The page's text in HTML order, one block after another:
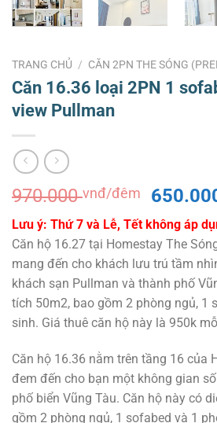
TRANG CHỦ / CĂN 2PN THE SÓNG
Căn 16.36 loại 2PN 1
view Pullman
970.000vnđ/đêm
Giá
gốc
là:
đêm.
Lưu ý: Thứ 7 và Lễ, Tết không áp
Căn hộ 16.27 tại Homestay The
mang đến cho khách lưu trú tầm
khách sạn Pullman và thành phố
tích 50m2, bao gồm 2 phòng ngủ, 1
sinh. Giá thuê căn hộ này là 950k
Căn hộ 16.36 nằm trên tầng 16 của
đem đến cho bạn một không gian
phố biển Vũng Tàu. Căn hộ này có
gồm 2 phòng ngủ, 1 sofabed và 1